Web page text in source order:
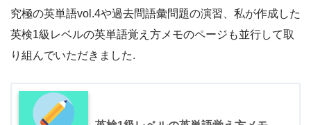
究極の英単語vol.4や過去問語彙問題の演習、私が作成した
英検1級レベルの英単語覚え方メモのページも並行して取
り組んでいただきました.